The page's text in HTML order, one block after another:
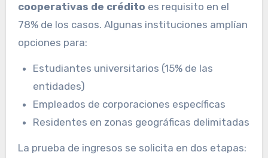
cooperativas de crédito es requisito en el
78% de los casos. Algunas instituciones amplían
opciones para:
Estudiantes universitarios (15% de las
entidades)
Empleados de corporaciones específicas
Residentes en zonas geográficas delimitadas
La prueba de ingresos se solicita en dos etapas: